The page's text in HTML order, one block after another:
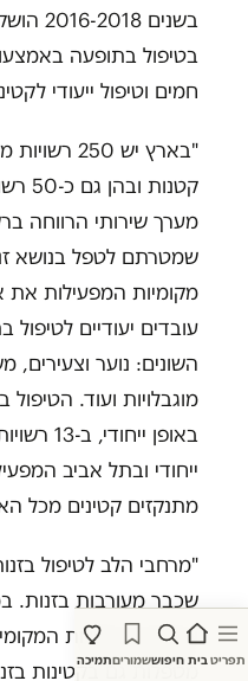
תפריטבית חיפוששמוריםתמיכה
בטיפול בתופעה
חמים וטיפול ייעודי
מערך שירותי הרווחה
מקומיות המפעילות את
עובדים יעודיים לטיפול
השונים: נוער
מוגבלויות ועוד.
באופן
ייחודי ובתל אביב
מתנקזים קטינים מכל
"מרחבי הלב לטיפול
שכבר מעורבות בזנות.
וצעירות ברשויות
מטפלות גם בקטינות